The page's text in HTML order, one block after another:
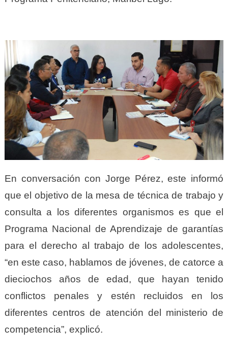
En conversación con Jorge Pérez, este informó
que el objetivo de la mesa de técnica de trabajo y
consulta a los diferentes organismos es que el
Programa Nacional de Aprendizaje de garantías
para el derecho al trabajo de los adolescentes,
“en este caso, hablamos de jóvenes, de catorce a
dieciochos años de edad, que hayan tenido
conflictos penales y estén recluidos en los
diferentes centros de atención del ministerio de
competencia”, explicó.